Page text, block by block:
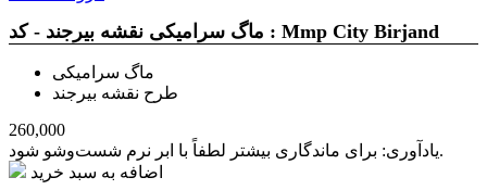
ماگ سرامیکی نقشه بیرجند - کد : Mmp City Birjand
ماگ سرامیکی
طرح نقشه بیرجند
260,000
یادآوری: برای ماندگاری بیشتر لطفاً با ابر نرم شست‌وشو شود.
اضافه به سبد خرید